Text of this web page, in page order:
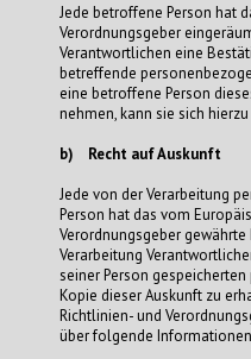
Jede betroffene Person hat
Verordnungsgeber
Verantwortlichen eine
betreffende
eine betroffene Person
nehmen, kann sie sich
b) Recht auf Auskunft
Jede von der Verarbeitung
Person hat das vom
Verordnungsgeber
Verarbeitung
seiner Person
Kopie dieser Auskunft zu
Richtlinien- und
über folgende